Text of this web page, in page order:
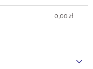
0,00 zł